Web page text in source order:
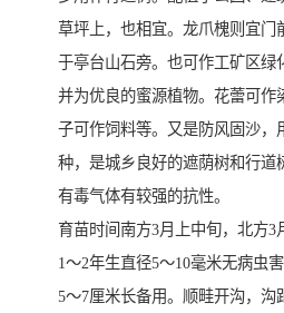
草坪上，也相宜。龙爪槐则宜门
于亭台山石旁。也可作工矿区绿
并为优良的蜜源植物。花蕾可作
子可作饲料等。又是防风固沙，
种，是城乡良好的遮荫树和行道
有毒气体有较强的抗性。
育苗时间南方3月上中旬，北方3
1～2年生直径5～10毫米无病虫
5～7厘米长备用。顺畦开沟，沟